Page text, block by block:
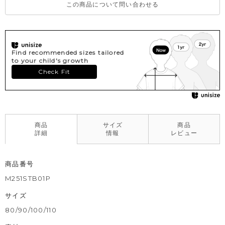
この商品について問い合わせる
Find recommended sizes tailored
to your child's growth
Check Fit
商品
詳細
サイズ
情報
商品
レビュー
商品番号
M251STB01P
サイズ
80/90/100/110